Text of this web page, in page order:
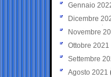
Gennaio
Dicembre
Novembre
Ottobre 2021
Settembre
Agosto 2021